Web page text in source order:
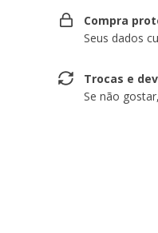
Compra
Seus dados
Trocas e
Se não